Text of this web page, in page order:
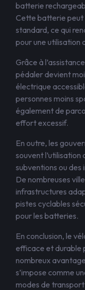
batterie
Cette batterie peut
standard, ce qui
pour une utilisation
Grâce à
pédaler devient
électrique
personnes moins
également de
effort excessif.
En outre, les
souvent
subventions ou des
De nombreuses
infrastructures
pistes cyclables
pour les batteries.
En conclusion, le
efficace et durable
nombreux
s’impose comme
modes de